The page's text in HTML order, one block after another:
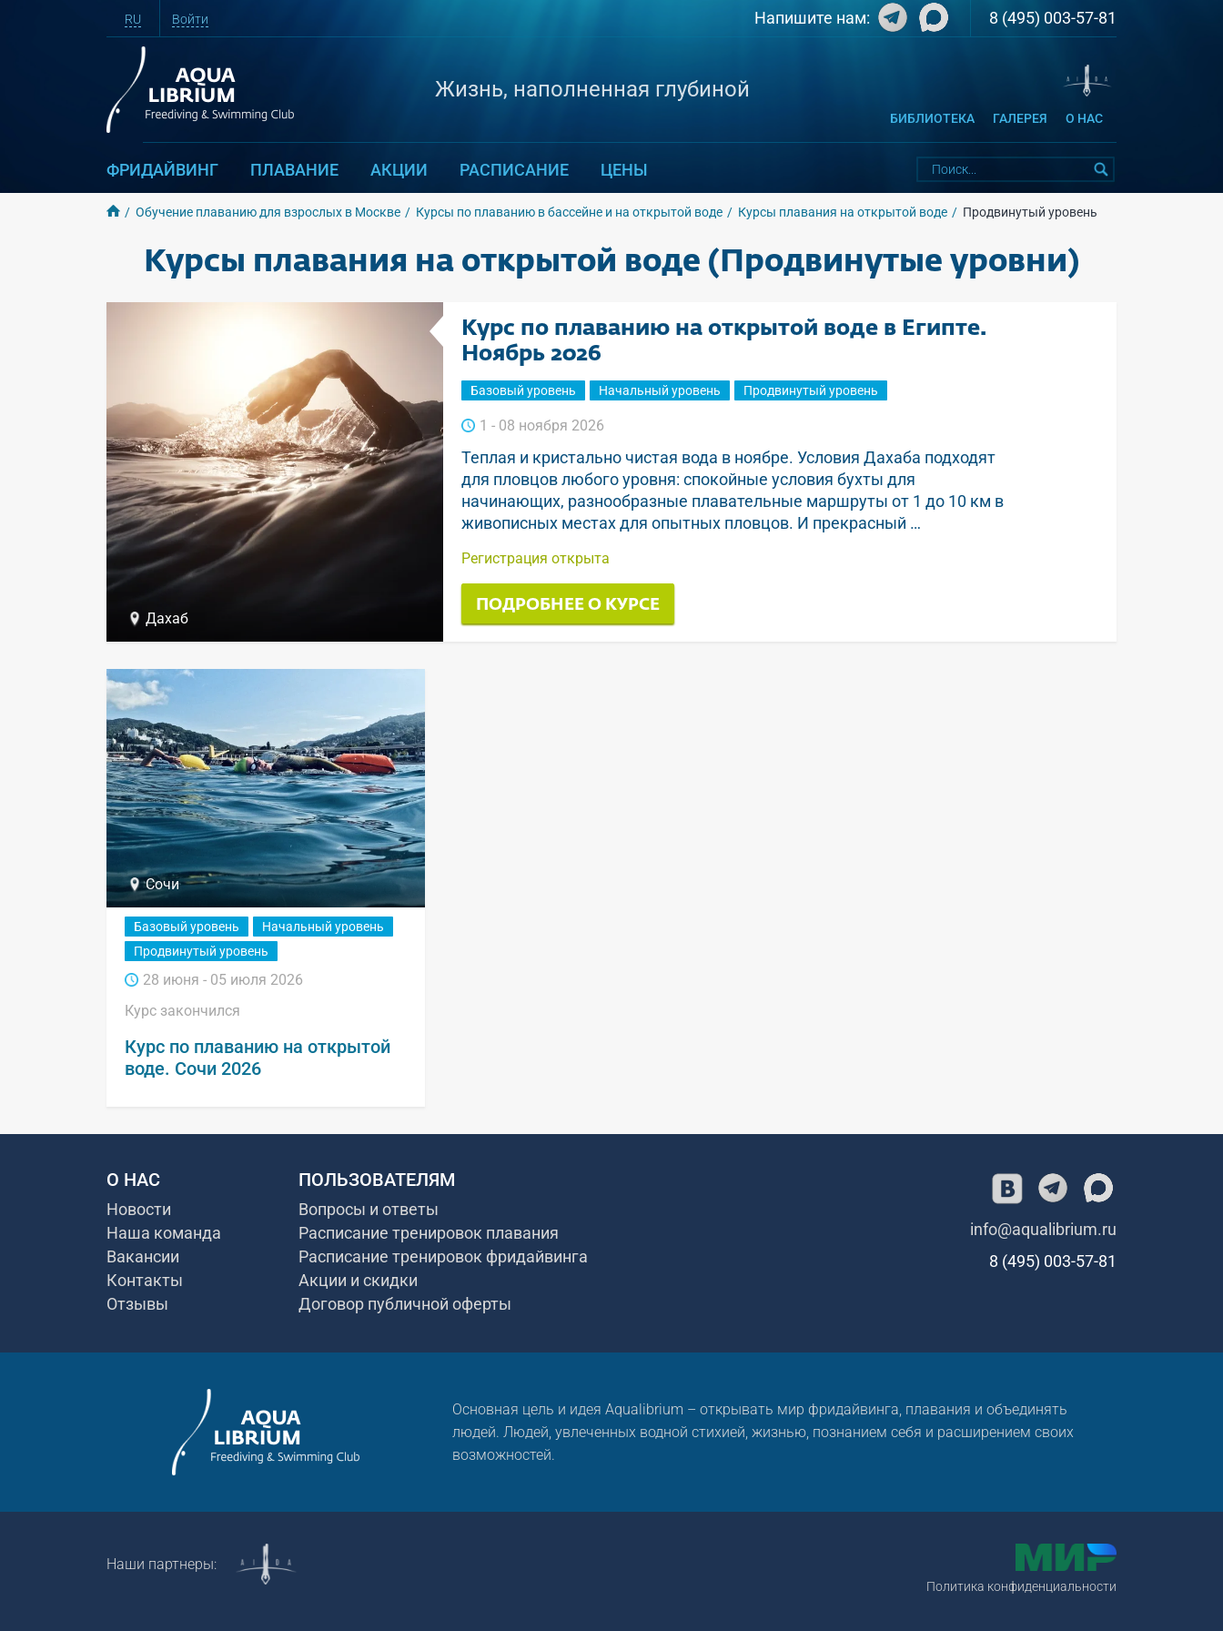
RU Войти Напишите нам: 8 (495) 003-57-81
Жизнь, наполненная глубиной
БИБЛИОТЕКА ГАЛЕРЕЯ О НАС
ФРИДАЙВИНГ ПЛАВАНИЕ АКЦИИ РАСПИСАНИЕ ЦЕНЫ
Обучение плаванию для взрослых в Москве Курсы по плаванию в бассейне и на открытой воде Курсы плавания на открытой воде Продвинутый уровень
Курсы плавания на открытой воде (Продвинутые уровни)
Дахаб
Курс по плаванию на открытой воде в Египте.
Ноябрь 2026
Базовый уровень Начальный уровень Продвинутый уровень
1 - 08 ноября 2026
Теплая и кристально чистая вода в ноябре. Условия Дахаба подходят
для пловцов любого уровня: спокойные условия бухты для
начинающих, разнообразные плавательные маршруты от 1 до 10 км в
живописных местах для опытных пловцов. И прекрасный …
Регистрация открыта
ПОДРОБНЕЕ О КУРСЕ
Сочи
Базовый уровень
Начальный уровень
Продвинутый уровень
28 июня - 05 июля 2026
Курс закончился
Курс по плаванию на открытой
воде. Сочи 2026
О НАС
Новости
Наша команда
Вакансии
Контакты
Отзывы
ПОЛЬЗОВАТЕЛЯМ
Вопросы и ответы
Расписание тренировок плавания
Расписание тренировок фридайвинга
Акции и скидки
Договор публичной оферты
info@aqualibrium.ru
8 (495) 003-57-81
Основная цель и идея Aqualibrium – открывать мир фридайвинга, плавания и объединять
людей. Людей, увлеченных водной стихией, жизнью, познанием себя и расширением своих
возможностей.
Наши партнеры:
Политика конфиденциальности